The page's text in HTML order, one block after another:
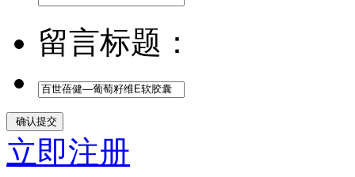
留言标题：
立即注册